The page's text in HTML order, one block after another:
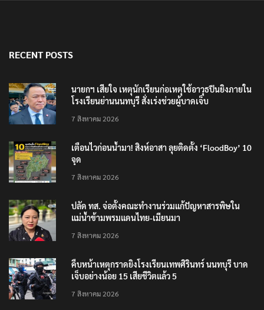
RECENT POSTS
นายกฯ เสียใจ เหตุนักเรียนก่อเหตุใช้อาวุธปืนยิงภายใน
โรงเรียนย่านนนทบุรี สั่งเร่งช่วยผู้บาดเจ็บ
7 สิงหาคม 2026
เตือนไวก่อนน้ำมา! สิงห์อาสา ลุยติดตั้ง ‘FloodBoy’ 10
จุด
7 สิงหาคม 2026
ปลัด ทส. จ่อตั้งคณะทำงานร่วมแก้ปัญหาสารพิษใน
แม่น้ำข้ามพรมแดนไทย-เมียนมา
7 สิงหาคม 2026
คืบหน้าเหตุกราดยิงโรงเรียนเทพศิรินทร์ นนทบุรี บาด
เจ็บอย่างน้อย 15 เสียชีวิตแล้ว 5
7 สิงหาคม 2026